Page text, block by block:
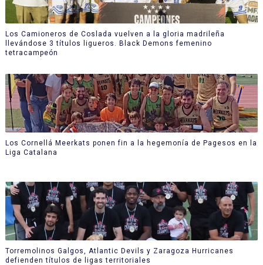
Los Camioneros de Coslada vuelven a la gloria madrileña
llevándose 3 títulos ligueros. Black Demons femenino
tetracampeón
Los Cornellá Meerkats ponen fin a la hegemonía de Pagesos en la
Liga Catalana
Torremolinos Galgos, Atlantic Devils y Zaragoza Hurricanes
defienden títulos de ligas territoriales